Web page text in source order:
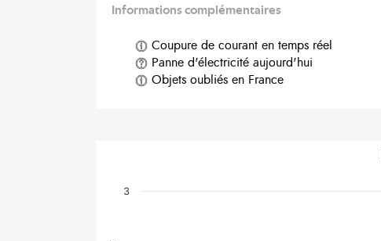
Informations complémentaires
Coupure de courant en temps réel
Panne d'électricité aujourd'hui
Objets oubliés en France
3